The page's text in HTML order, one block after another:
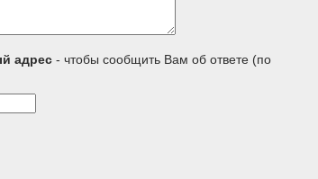
адрес- чтобы сообщить Вам об ответе (по